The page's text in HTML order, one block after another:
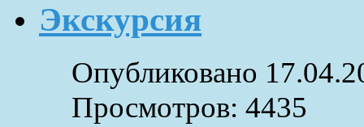
Экскурсия
Опубликовано
Просмотров: 4435